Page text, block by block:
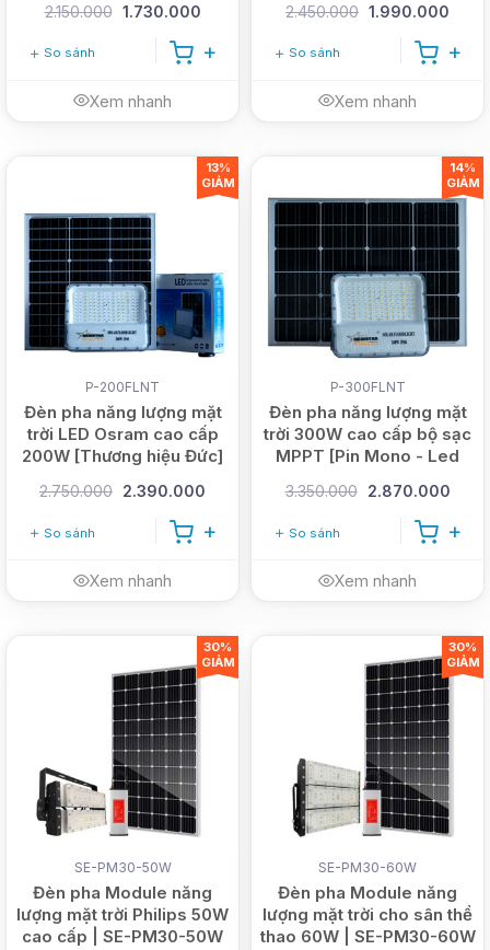
2.150.000 1.730.000
So sánh
Xem nhanh
2.450.000 1.990.000
So sánh
Xem nhanh
P-200FLNT
Đèn pha năng lượng mặt
trời LED Osram cao cấp
200W [Thương hiệu Đức]
2.750.000 2.390.000
So sánh
Xem nhanh
13%
GIẢM
P-300FLNT
Đèn pha năng lượng mặt
trời 300W cao cấp bộ sạc
MPPT [Pin Mono - Led
3.350.000 2.870.000
So sánh
Xem nhanh
14%
GIẢM
SE-PM30-50W
Đèn pha Module năng
lượng mặt trời Philips 50W
cao cấp | SE-PM30-50W
30%
GIẢM
SE-PM30-60W
Đèn pha Module năng
lượng mặt trời cho sân thể
thao 60W | SE-PM30-60W
30%
GIẢM